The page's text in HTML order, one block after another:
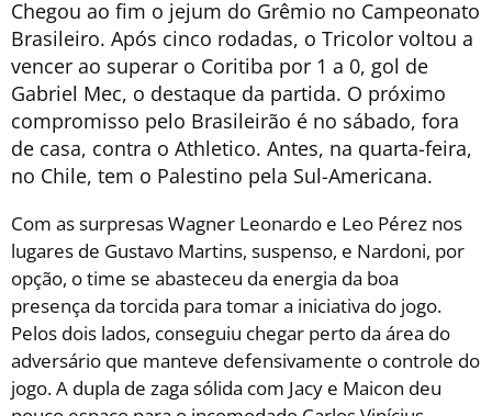
Chegou ao fim o jejum do Grêmio no Campeonato
Brasileiro. Após cinco rodadas, o Tricolor voltou a
vencer ao superar o Coritiba por 1 a 0, gol de
Gabriel Mec, o destaque da partida. O próximo
compromisso pelo Brasileirão é no sábado, fora
de casa, contra o Athletico. Antes, na quarta-feira,
no Chile, tem o Palestino pela Sul-Americana.
Com as surpresas Wagner Leonardo e Leo Pérez nos
lugares de Gustavo Martins, suspenso, e Nardoni, por
opção, o time se abasteceu da energia da boa
presença da torcida para tomar a iniciativa do jogo.
Pelos dois lados, conseguiu chegar perto da área do
adversário que manteve defensivamente o controle do
jogo. A dupla de zaga sólida com Jacy e Maicon deu